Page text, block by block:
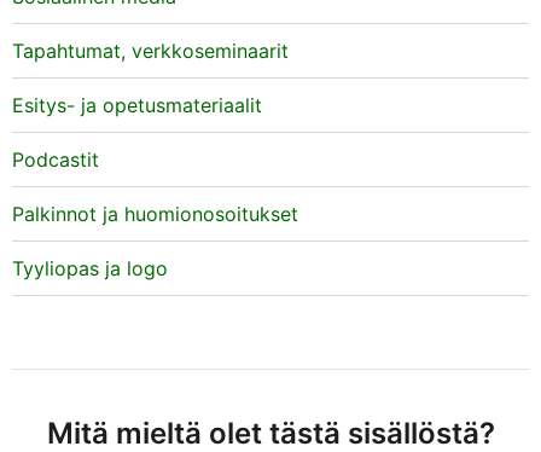
Tapahtumat, verkkoseminaarit
Esitys- ja opetusmateriaalit
Podcastit
Palkinnot ja huomionosoitukset
Tyyliopas ja logo
Mitä mieltä olet tästä sisällöstä?